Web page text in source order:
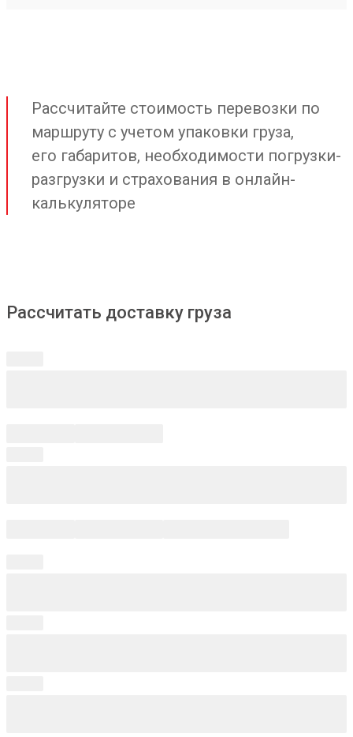
Рассчитайте стоимость перевозки по
маршруту с учетом упаковки груза,
его габаритов, необходимости погрузки-
разгрузки и страхования в онлайн-
калькуляторе
Рассчитать доставку груза